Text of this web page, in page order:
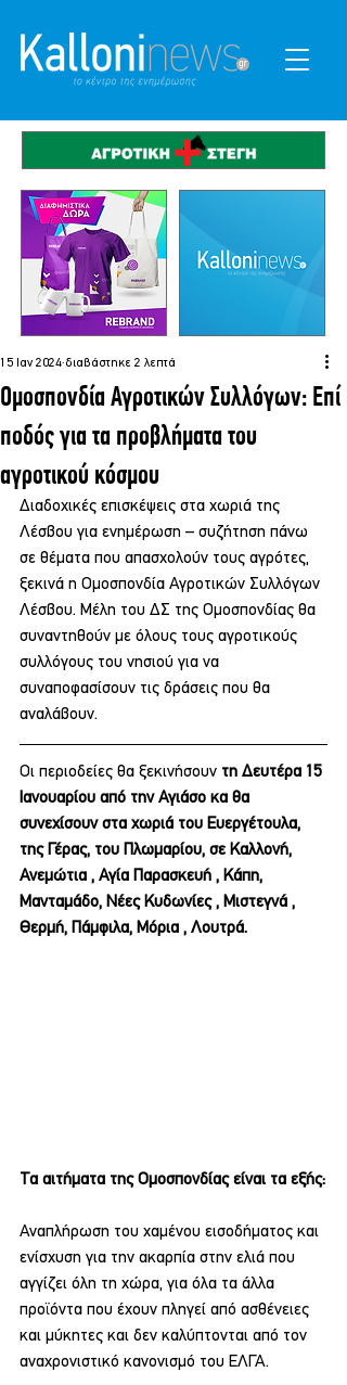
Ομοσπονδία Αγροτικών Συλλόγων: Επί
ποδός για τα προβλήματα του
αγροτικού κόσμου
15 Ιαν 2024 διαβάστηκε 2 λεπτά
Διαδοχικές επισκέψεις στα χωριά της
Λέσβου για ενημέρωση – συζήτηση πάνω
σε θέματα που απασχολούν τους αγρότες,
ξεκινά η Ομοσπονδία Αγροτικών Συλλόγων
Λέσβου. Μέλη του ΔΣ της Ομοσπονδίας θα
συναντηθούν με όλους τους αγροτικούς
συλλόγους του νησιού για να
συναποφασίσουν τις δράσεις που θα
αναλάβουν.
Οι περιοδείες θα ξεκινήσουν τη Δευτέρα 15
Ιανουαρίου από την Αγιάσο κα θα
συνεχίσουν στα χωριά του Ευεργέτουλα,
της Γέρας, του Πλωμαρίου, σε Καλλονή,
Ανεμώτια , Αγία Παρασκευή , Κάπη,
Μανταμάδο, Νέες Κυδωνίες , Μιστεγνά ,
Θερμή, Πάμφιλα, Μόρια , Λουτρά.
Τα αιτήματα της Ομοσπονδίας είναι τα εξής:
Αναπλήρωση του χαμένου εισοδήματος και
ενίσχυση για την ακαρπία στην ελιά που
αγγίζει όλη τη χώρα, για όλα τα άλλα
προϊόντα που έχουν πληγεί από ασθένειες
και μύκητες και δεν καλύπτονται από τον
αναχρονιστικό κανονισμό του ΕΛΓΑ.